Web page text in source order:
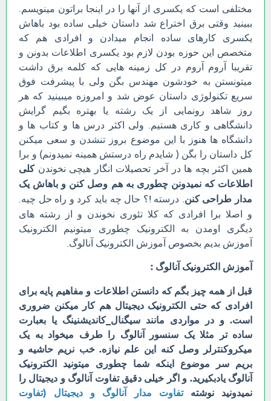
مختلفی است که یکسری از آنها را در اینجا براتون مینویسم.
ببینید وقتی برق اختراع شد داستان خیلی ساده بود باهاش
یکسری کارهای ساده انجام میدادن و افرادی هم که
متخصص این حوزه بودن لازم بود یکسری اطلاعات بدونن و
تقریبا آروم آروم در کل زمینه هایی که کلمه برق داشت
میتونستن به خودشون مهندس بگن ولی با پیشرفت فوق
سریع تکنولوژی داستان عوض شد و امروزه میبینید که هر
روز شاهد رونمایی از یک رشته یا بهتره بگیم گرایش
دانشگاهی و کاری هستیم. ولی اکثر درس ها و کتاب ها و
دانشگاه ها هنوز با این موضوع بروز تنشدن و سعی میکنن
کل داستان را بگن ( شایدم راه درستش همینه نمیدونم) و برا
همین اکثر بچه ها در آخر تحصیلات انگار هیچی نخوندن کلی
اطلاعات که نمیدونن چطوری به هم وصل کنن و باهاش یک
مدار طراحی کنن . درسته !؟ حال چه باید کرد و راه حل چیه.
و اصلا برا افرادی که کلا تئوری نخوندن و از رشته های
دیگری اومدن به الکترونیک چطوری میتونیم الکترونیک
آموزش بدیم بخصوص آموزش الکترونیک آنالوگ.
آموزش الکترونیک آنالوگ :
قبل از همه چیز بگم که دانستن اطلاعات و مفاهیم پایه برای
افرادی که حتی الکترونیک دیجیتال هم کار میکنن ضروری
است. و در مواردی مانند سیگنال_کاندیشنینگ یا بعبارت
ساده تر مثلا یک سنسور آنالوگ را طرف میخواد به یک
میکروکنترلر وصل کنه این علم نیازه. خب نریم حاشیه و
بریم سر موضوع اینکه شما چطوری میتونید الکترونیک
آنالوگ یادبکیرید. و اگر خیلی دقیق تفاوت آنالوگ و دیجیتال را
نمیدونید نوشتهتفاوت مدار آنالوگ و دیجیتال (تفاوت